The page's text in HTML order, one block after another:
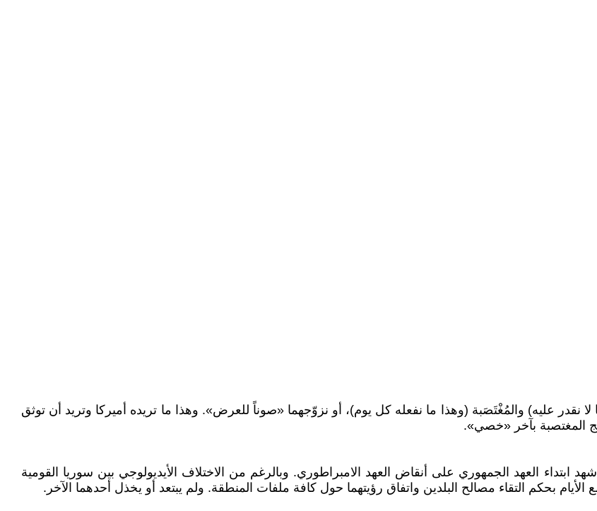
نقدر عليه) والمُغْتَصَبة (وهذا ما نفعله كل يوم)، أو نزوّجهما «صوناً للعرض». وهذا ما تريده أميركا وتريد أن توثق
المغتصبة بآخر «خصي».
بعلاقات ثنائية متينة منذ عام 1979، العام الذي شهد ابتداء العهد الجمهوري على أنقاض العهد الامبراطوري. وبالرغم من الاختلاف الأيديولوجي بين سوريا القومية
بحكم التقاء مصالح البلدين واتفاق رؤيتهما حول كافة ملفات المنطقة. ولم يبتعد أو يخذل أحدهما الآخر.